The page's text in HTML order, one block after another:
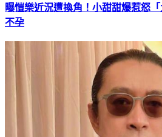
曝愷樂近況遭換角！小甜甜爆惹怒
不孕